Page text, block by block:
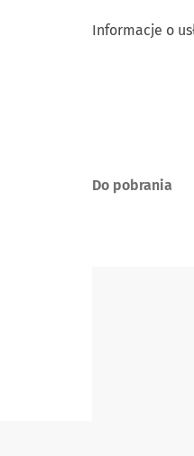
Informacje o
Do pobrania